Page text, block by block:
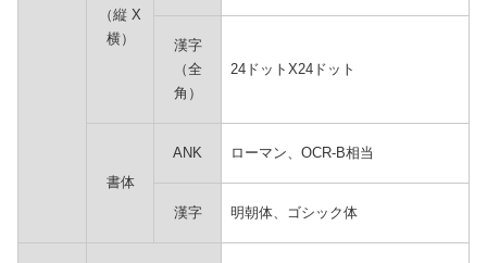
（縦 X
横）
漢字
（全
角）
24ドットX24ドット
書体
ANK ローマン、OCR-B相当
漢字 明朝体、ゴシック体